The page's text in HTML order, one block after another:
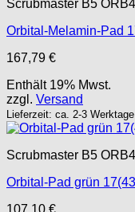
Scrubmaster B5
Orbital-Melamin-Pad
167,79 €
Enthält 19% Mwst.
zzgl. Versand
Lieferzeit: ca. 2-3 Werktage
Scrubmaster B5
Orbital-Pad grün